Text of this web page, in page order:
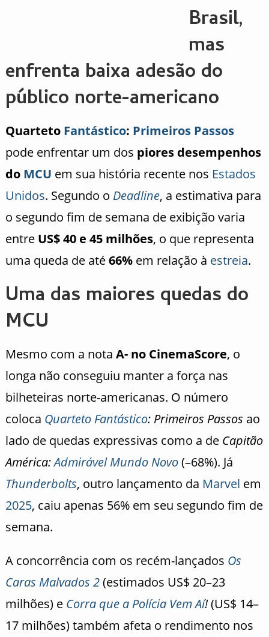
Brasil,
mas
enfrenta baixa adesão do
público norte-americano
Quarteto Fantástico: Primeiros Passos
pode enfrentar um dos piores desempenhos
do MCU em sua história recente nos Estados
Unidos. Segundo o Deadline, a estimativa para
o segundo fim de semana de exibição varia
entre US$ 40 e 45 milhões, o que representa
uma queda de até66%em relação à estreia.
Uma das maiores quedas do
MCU
Mesmo com a nota A- no CinemaScore, o
longa não conseguiu manter a força nas
bilheteiras norte-americanas. O número
coloca Quarteto Fantástico: Primeiros Passos ao
lado de quedas expressivas como a de Capitão
América:Admirável Mundo Novo(–68%). Já
Thunderbolts, outro lançamento da Marvel em
2025, caiu apenas 56% em seu segundo fim de
semana.
A concorrência com os recém-lançados Os
Caras Malvados 2(estimados US$ 20–23
milhões) e Corra que a Polícia Vem Aí!(US$ 14–
17 milhões) também afeta o rendimento nos